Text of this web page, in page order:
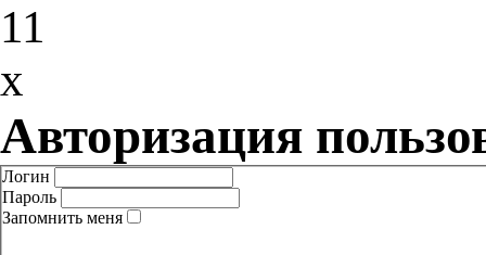
11
x
Авторизация
Логин
Пароль
Запомнить меня